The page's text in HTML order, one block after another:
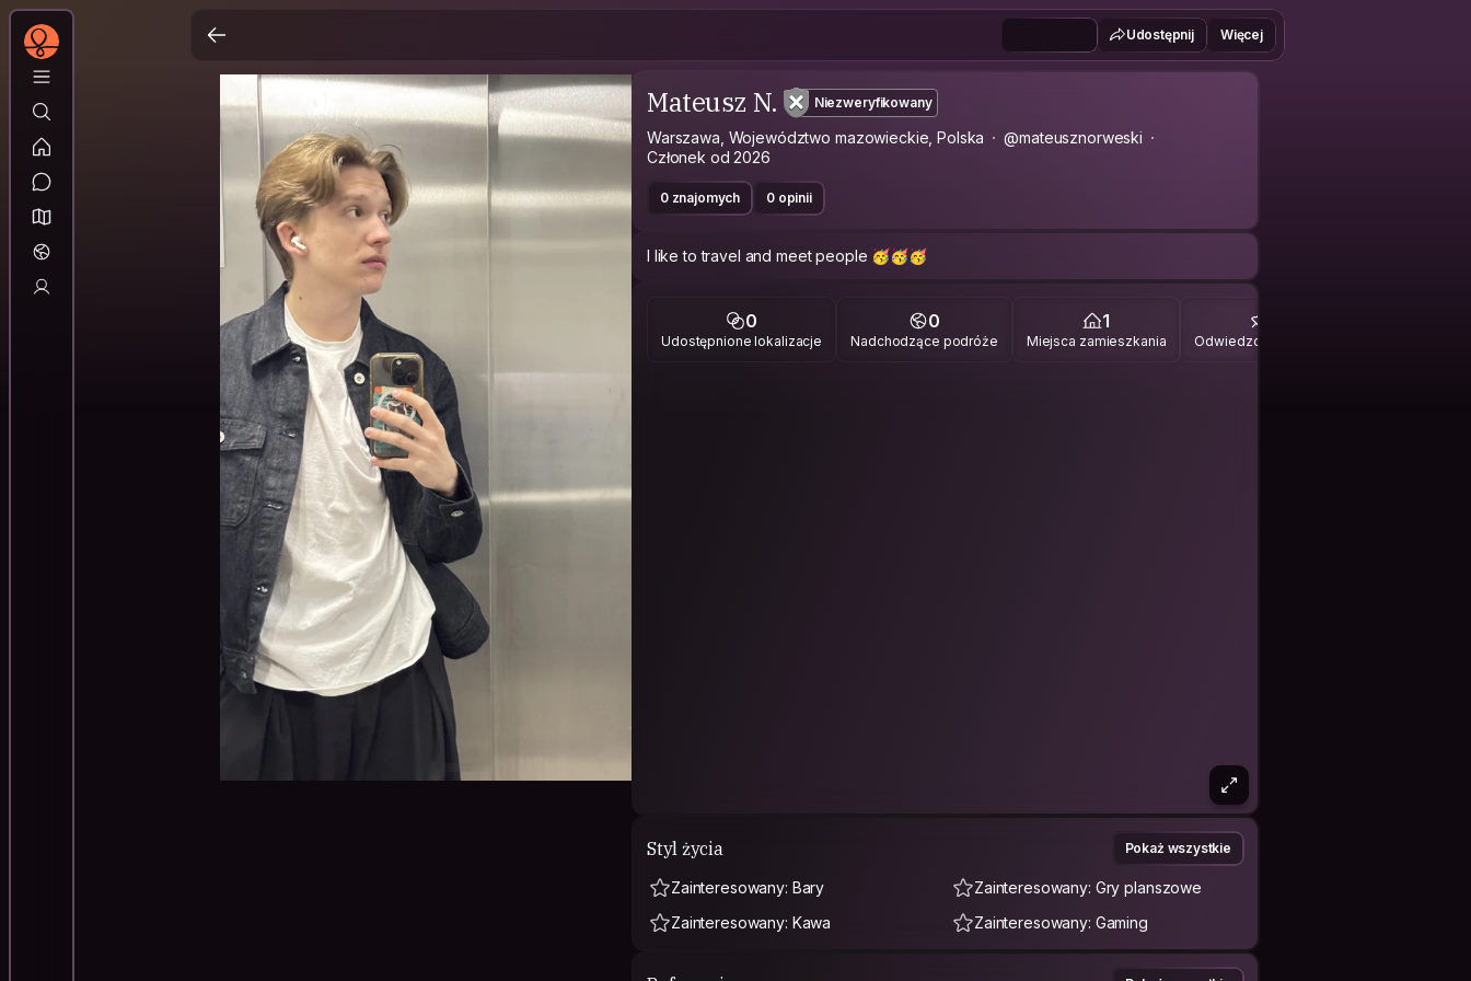
Udostępnij Więcej
Mateusz N. Niezweryfikowany
Warszawa, Województwo mazowieckie, Polska
@mateusznorweski
Członek od 2026
0 znajomych 0 opinii
I like to travel and meet people 🥳🥳🥳
0
Udostępnione lokalizacje
0
Nadchodzące podróże
1
Miejsca zamieszkania Odwiedzone miejsca
Styl życia Pokaż wszystkie
Zainteresowany: Bary
Zainteresowany: Gry planszowe
Zainteresowany: Kawa
Zainteresowany: Gaming